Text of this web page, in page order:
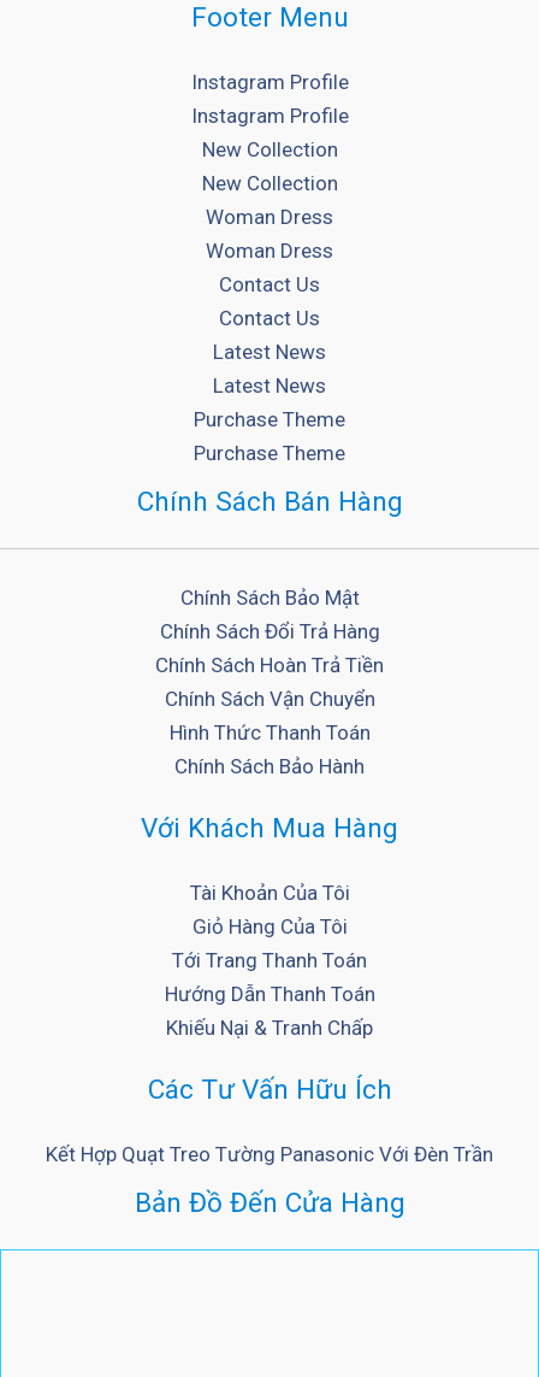
Footer Menu
Instagram Profile
Instagram Profile
New Collection
New Collection
Woman Dress
Woman Dress
Contact Us
Contact Us
Latest News
Latest News
Purchase Theme
Purchase Theme
Chính Sách Bán Hàng
Chính Sách Bảo Mật
Chính Sách Đổi Trả Hàng
Chính Sách Hoàn Trả Tiền
Chính Sách Vận Chuyển
Hình Thức Thanh Toán
Chính Sách Bảo Hành
Với Khách Mua Hàng
Tài Khoản Của Tôi
Giỏ Hàng Của Tôi
Tới Trang Thanh Toán
Hướng Dẫn Thanh Toán
Khiếu Nại & Tranh Chấp
Các Tư Vấn Hữu Ích
Kết Hợp Quạt Treo Tường Panasonic Với Đèn Trần
Bản Đồ Đến Cửa Hàng